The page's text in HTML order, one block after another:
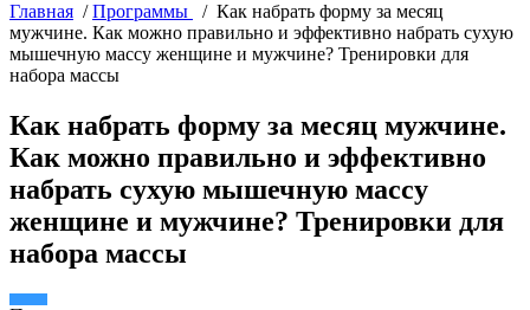
Главная /Пpогpаммы / Как набрать форму за месяц
мужчине. Как можно правильно и эффективно набрать сухую
мышечную массу женщине и мужчине? Тренировки для
набора массы
Как набрать форму за месяц мужчине.
Как можно правильно и эффективно
набрать сухую мышечную массу
женщине и мужчине? Тренировки для
набора массы